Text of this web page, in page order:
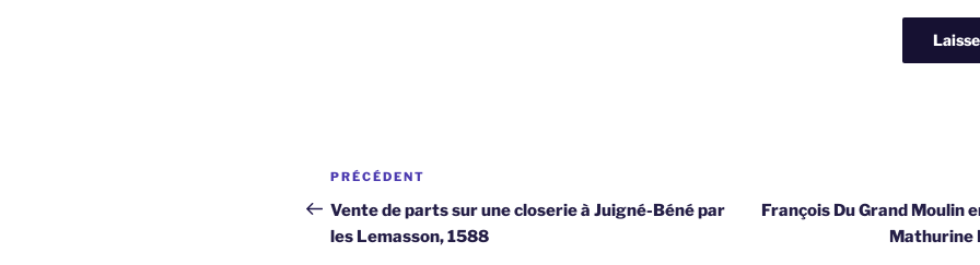
Navigation
de
l’article
Article
précédent
PRÉCÉDENT
Vente de parts sur une closerie à Juigné-Béné par
les Lemasson, 1588
François Du Grand Moulin
Mathurine